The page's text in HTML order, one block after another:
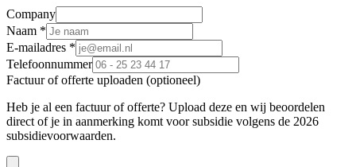
Company
Naam *
E-mailadres *
Telefoonnummer
Factuur of offerte uploaden (optioneel)
Heb je al een factuur of offerte? Upload deze en wij beoordelen
direct of je in aanmerking komt voor subsidie volgens de 2026
subsidievoorwaarden.